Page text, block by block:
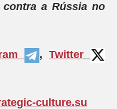
contra a Rússia no
, Twitter
culture.su